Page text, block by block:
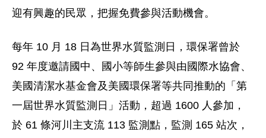
迎有興趣的民眾，把握免費參與活動機會。
每年 10 月 18 日為世界水質監測日，環保署曾於
92 年度邀請國中、國小等師生參與由國際水協會、
美國清潔水基金會及美國環保署等共同推動的「第
一屆世界水質監測日」活動，超過 1600 人參加，
於 61 條河川主支流 113 監測點，監測 165 站次，